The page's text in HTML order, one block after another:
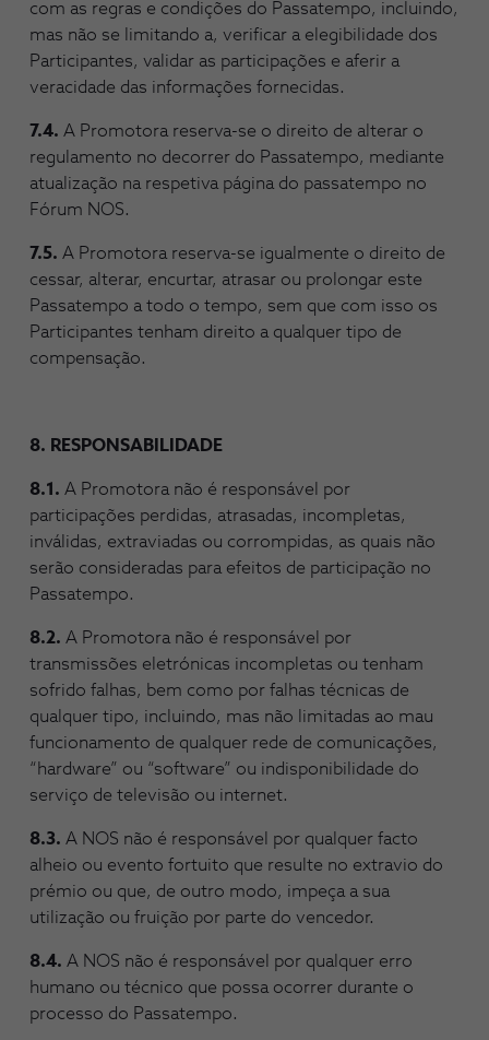
com as regras e condições do Passatempo, incluindo,
mas não se limitando a, verificar a elegibilidade dos
Participantes, validar as participações e aferir a
veracidade das informações fornecidas.
7.4. A Promotora reserva-se o direito de alterar o
regulamento no decorrer do Passatempo, mediante
atualização na respetiva página do passatempo no
Fórum NOS.
7.5. A Promotora reserva-se igualmente o direito de
cessar, alterar, encurtar, atrasar ou prolongar este
Passatempo a todo o tempo, sem que com isso os
Participantes tenham direito a qualquer tipo de
compensação.
8. RESPONSABILIDADE
8.1. A Promotora não é responsável por
participações perdidas, atrasadas, incompletas,
inválidas, extraviadas ou corrompidas, as quais não
serão consideradas para efeitos de participação no
Passatempo.
8.2. A Promotora não é responsável por
transmissões eletrónicas incompletas ou tenham
sofrido falhas, bem como por falhas técnicas de
qualquer tipo, incluindo, mas não limitadas ao mau
funcionamento de qualquer rede de comunicações,
“hardware” ou “software” ou indisponibilidade do
serviço de televisão ou internet.
8.3. A NOS não é responsável por qualquer facto
alheio ou evento fortuito que resulte no extravio do
prémio ou que, de outro modo, impeça a sua
utilização ou fruição por parte do vencedor.
8.4. A NOS não é responsável por qualquer erro
humano ou técnico que possa ocorrer durante o
processo do Passatempo.